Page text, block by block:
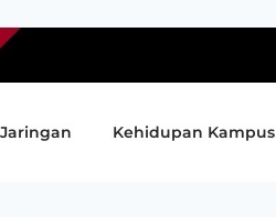
Jaringan Kehidupan Kampus